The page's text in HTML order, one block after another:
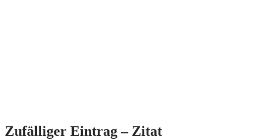
Zufälliger Eintrag – Zitat